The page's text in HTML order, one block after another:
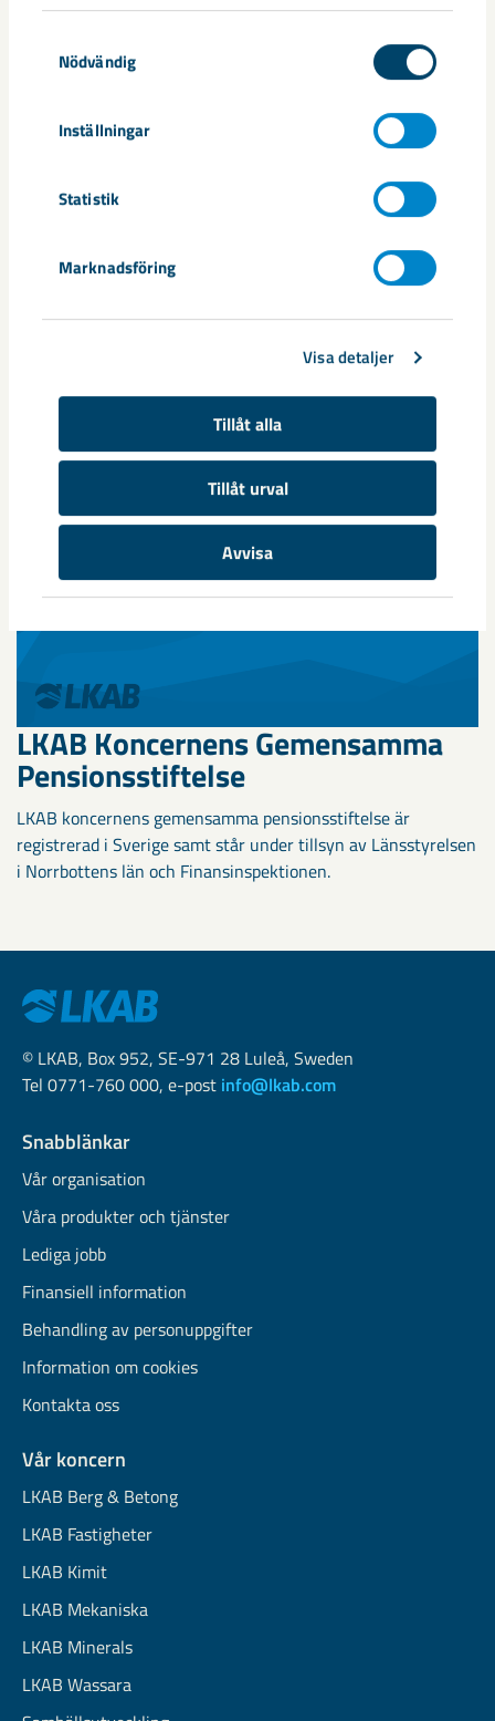
Nödvändig
Inställningar
Statistik
Marknadsföring
Visa detaljer
Tillåt alla
Tillåt urval
Avvisa
Års- och hållbarhetsredovisning
Årsredovisningar
Här hittar du tidigare års- och hållbarhetsredovisningar från
LKAB.
LKAB Koncernens Gemensamma
Pensionsstiftelse
LKAB koncernens gemensamma pensionsstiftelse är
registrerad i Sverige samt står under tillsyn av Länsstyrelsen
i Norrbottens län och Finansinspektionen.
© LKAB, Box 952, SE-971 28 Luleå, Sweden
Tel 0771-760 000, e-post info@lkab.com
Snabblänkar
Vår organisation
Våra produkter och tjänster
Lediga jobb
Finansiell information
Behandling av personuppgifter
Information om cookies
Kontakta oss
Vår koncern
LKAB Berg & Betong
LKAB Fastigheter
LKAB Kimit
LKAB Mekaniska
LKAB Minerals
LKAB Wassara